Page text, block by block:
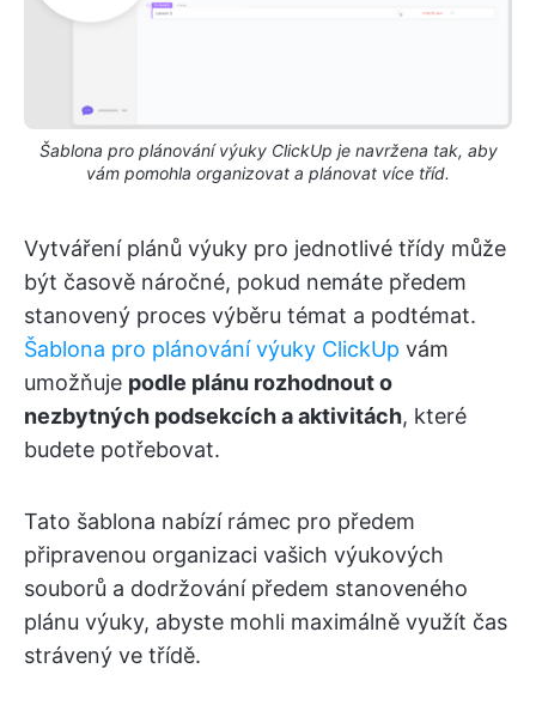
Šablona pro plánování výuky ClickUp je navržena tak, aby
vám pomohla organizovat a plánovat více tříd.
Vytváření plánů výuky pro jednotlivé třídy může
být časově náročné, pokud nemáte předem
stanovený proces výběru témat a podtémat.
Šablona pro plánování výuky ClickUp vám
umožňuje podle plánu rozhodnout o
nezbytných podsekcích a aktivitách, které
budete potřebovat.
Tato šablona nabízí rámec pro předem
připravenou organizaci vašich výukových
souborů a dodržování předem stanoveného
plánu výuky, abyste mohli maximálně využít čas
strávený ve třídě.